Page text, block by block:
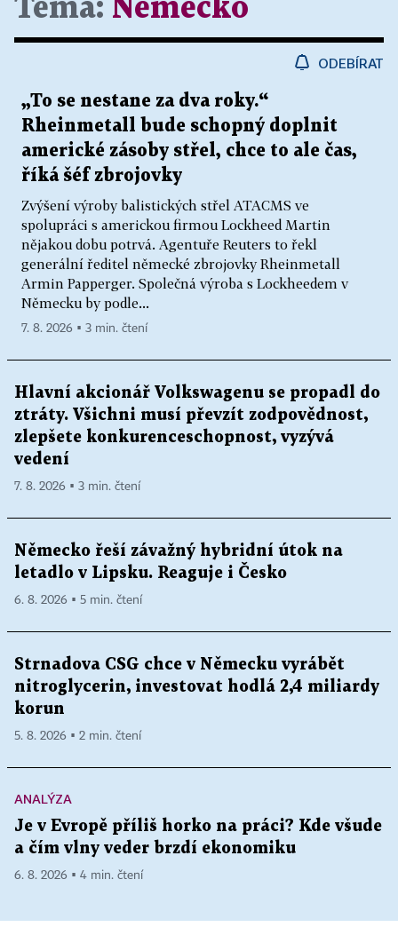
Téma: Německo
ODEBÍRAT
„To se nestane za dva roky.“
Rheinmetall bude schopný doplnit
americké zásoby střel, chce to ale čas,
říká šéf zbrojovky
Zvýšení výroby balistických střel ATACMS ve
spolupráci s americkou firmou Lockheed Martin
nějakou dobu potrvá. Agentuře Reuters to řekl
generální ředitel německé zbrojovky Rheinmetall
Armin Papperger. Společná výroba s Lockheedem v
Německu by podle...
7. 8. 2026 ▪ 3 min. čtení
Hlavní akcionář Volkswagenu se propadl do
ztráty. Všichni musí převzít zodpovědnost,
zlepšete konkurenceschopnost, vyzývá
vedení
7. 8. 2026 ▪ 3 min. čtení
Německo řeší závažný hybridní útok na
letadlo v Lipsku. Reaguje i Česko
6. 8. 2026 ▪ 5 min. čtení
Strnadova CSG chce v Německu vyrábět
nitroglycerin, investovat hodlá 2,4 miliardy
korun
5. 8. 2026 ▪ 2 min. čtení
ANALÝZA
Je v Evropě příliš horko na práci? Kde všude
a čím vlny veder brzdí ekonomiku
6. 8. 2026 ▪ 4 min. čtení